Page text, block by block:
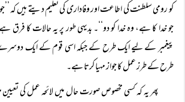
کو رومی سلطنت کی اطاعت اور وفاداری کی تعلیم دیتے ہیں کہ
جو خدا کا ہے، وہ خدا کو دو‘‘۔ بدیہی طور پر یہ حالات کا
پیغمبر کے لیے ایک طرح کے جبکہ اسی قوم کے ایک
طرح کے طرز عمل کا جواز مہیا کرتا ہے۔
پھر یہ کہ کسی مخصوص صورت حال میں لائحہ عمل کی تعیین